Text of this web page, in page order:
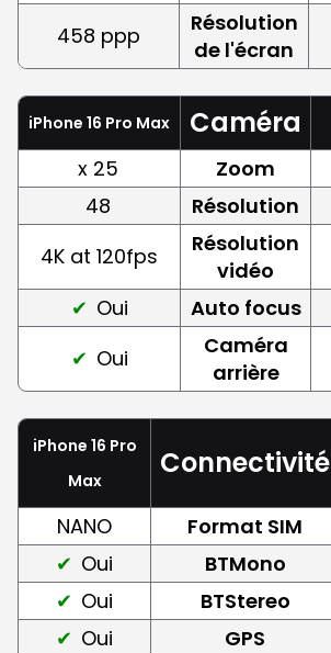
458 ppp
Résolution
de l'écran
iPhone 16 Pro Max Caméra
x 25 Zoom
48
Résolution
4K at 120fps
Résolution
vidéo
Oui
Auto focus
Oui
Caméra
arrière
iPhone 16 Pro
Max
Connectivité
NANO Format SIM
Oui
BTMono
Oui
BTStereo
Oui
GPS